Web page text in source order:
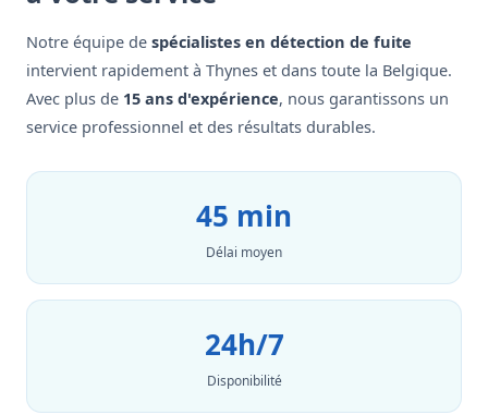
Notre équipe de spécialistes en détection de fuite
intervient rapidement à Thynes et dans toute la Belgique.
Avec plus de 15 ans d'expérience, nous garantissons un
service professionnel et des résultats durables.
45 min
Délai moyen
24h/7
Disponibilité